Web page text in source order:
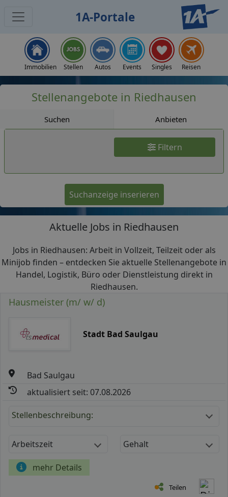
1A-Portale
Immobilien Stellen Autos Events Singles Reisen
Stellenangebote in Riedhausen
Suchen Anbieten
Filtern
Suchanzeige inserieren
Aktuelle Jobs in Riedhausen
Jobs in Riedhausen: Arbeit in Vollzeit, Teilzeit oder als
Minijob finden – entdecken Sie aktuelle Stellenangebote in
Handel, Logistik, Büro oder Dienstleistung direkt in
Riedhausen.
Hausmeister (m/ w/ d)
Stadt Bad Saulgau
Bad Saulgau
aktualisiert seit: 07.08.2026
Stellenbeschreibung:
Arbeitszeit Gehalt
mehr Details
Teilen